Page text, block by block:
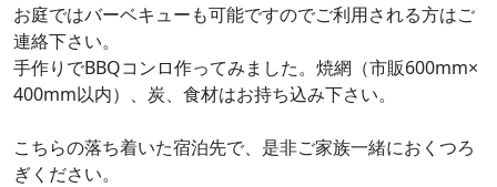
お庭ではバーベキューも可能ですのでご利用される方はご
連絡下さい。
手作りでBBQコンロ作ってみました。焼網（市販600mm×
400mm以内）、炭、食材はお持ち込み下さい。
こちらの落ち着いた宿泊先で、是非ご家族一緒におくつろ
ぎください。